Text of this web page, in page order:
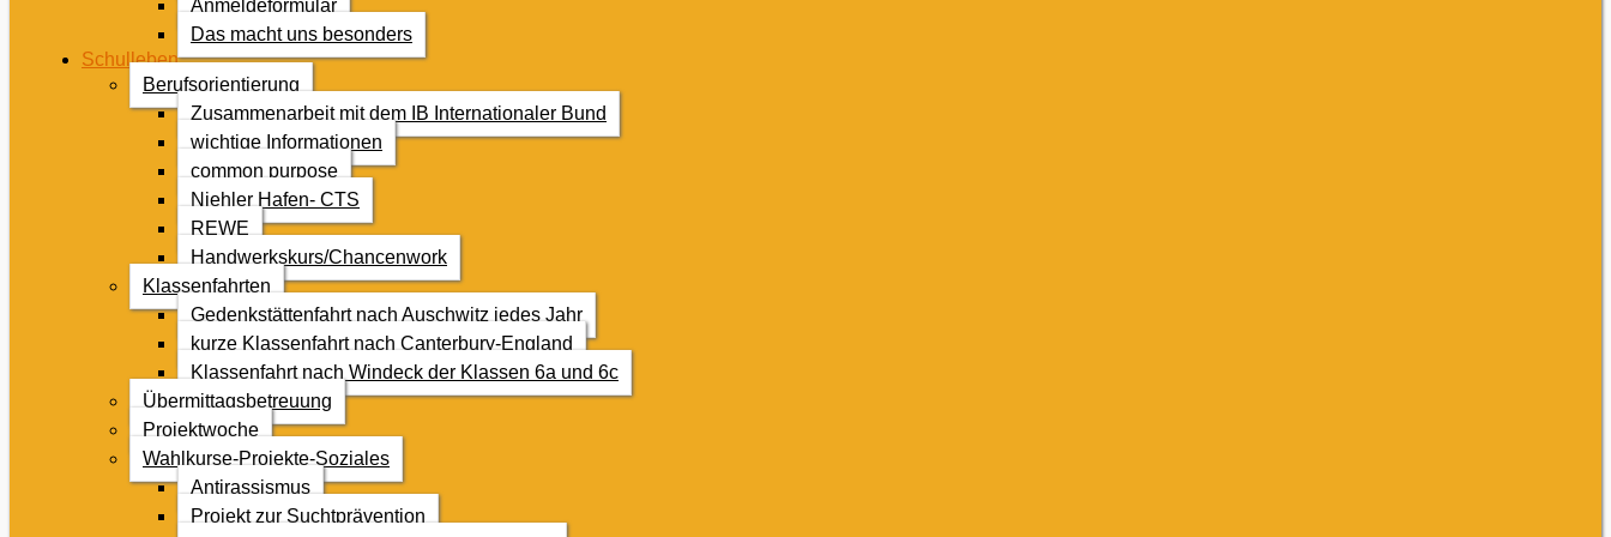
Anmeldeformular
Das macht uns besonders
Schulleben
Berufsorientierung
Zusammenarbeit mit dem IB Internationaler Bund
wichtige Informationen
common purpose
Niehler Hafen- CTS
REWE
Handwerkskurs/Chancenwork
Klassenfahrten
Gedenkstättenfahrt nach Auschwitz jedes Jahr
kurze Klassenfahrt nach Canterbury-England
Klassenfahrt nach Windeck der Klassen 6a und 6c
Übermittagsbetreuung
Projektwoche
Wahlkurse-Projekte-Soziales
Antirassismus
Projekt zur Suchtprävention